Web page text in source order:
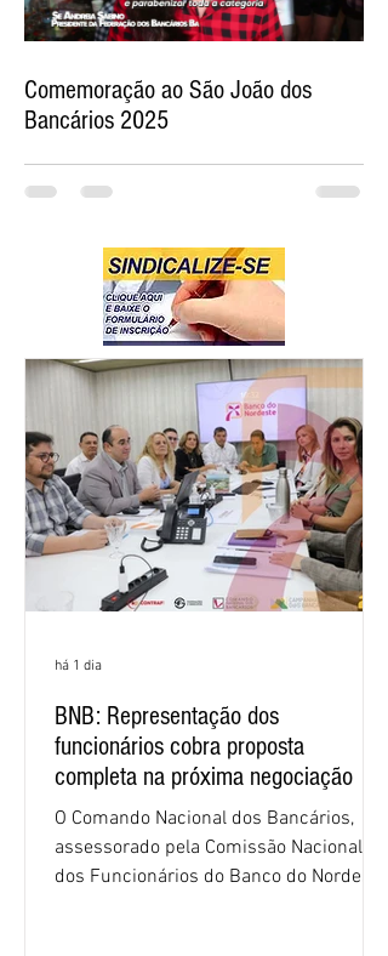
Comemoração ao São João dos
Bancários 2025
BNB: Representação dos
funcionários cobra proposta
completa na próxima negociação
O Comando Nacional dos Bancários,
assessorado pela Comissão Nacional
dos Funcionários do Banco do Nordeste
há 1 dia